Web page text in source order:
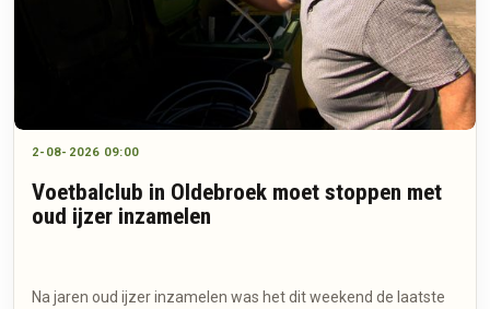
2-08-2026 09:00
Voetbalclub in Oldebroek moet stoppen met
oud ijzer inzamelen
Na jaren oud ijzer inzamelen was het dit weekend de laatste